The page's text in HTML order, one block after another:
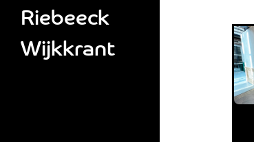
Riebeeck
Wijkkrant